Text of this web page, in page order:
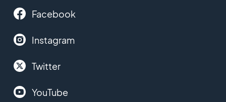
Facebook
Instagram
Twitter
YouTube